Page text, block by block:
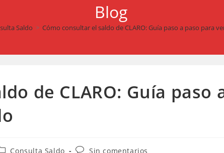
Blog
Saldo > Cómo consultar el saldo de CLARO: Guía paso a paso para
de CLARO: Guía paso
Consulta Saldo
Comentarios
Sin comentarios